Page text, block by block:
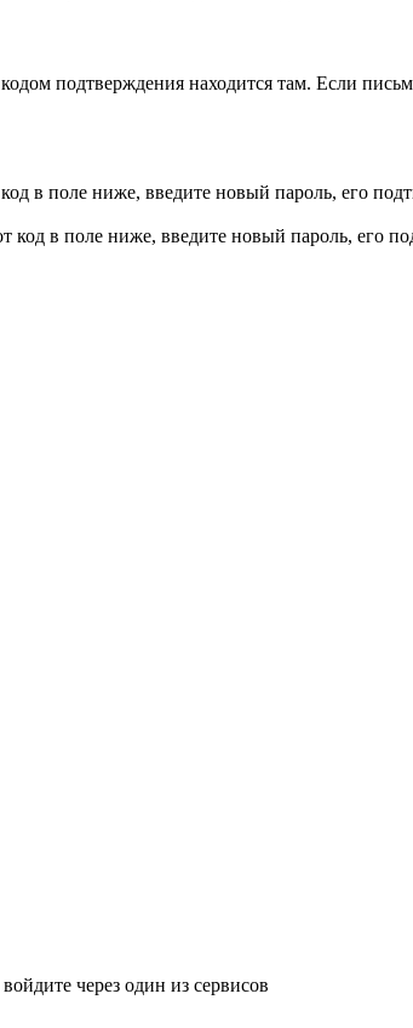
подтверждения находится там. Если
в поле ниже, введите новый пароль, его
в поле ниже, введите новый пароль, его
войдите через один из сервисов